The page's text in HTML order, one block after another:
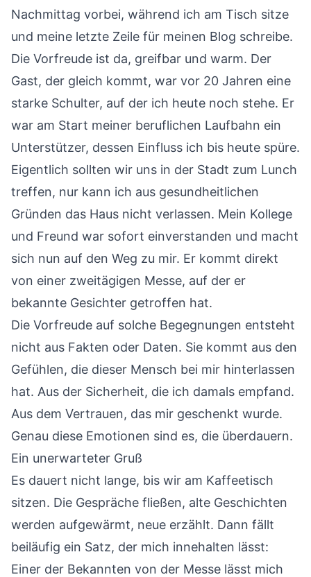
Nachmittag vorbei, während ich am Tisch sitze
und meine letzte Zeile für meinen Blog schreibe.
Die Vorfreude ist da, greifbar und warm. Der
Gast, der gleich kommt, war vor 20 Jahren eine
starke Schulter, auf der ich heute noch stehe. Er
war am Start meiner beruflichen Laufbahn ein
Unterstützer, dessen Einfluss ich bis heute spüre.
Eigentlich sollten wir uns in der Stadt zum Lunch
treffen, nur kann ich aus gesundheitlichen
Gründen das Haus nicht verlassen. Mein Kollege
und Freund war sofort einverstanden und macht
sich nun auf den Weg zu mir. Er kommt direkt
von einer zweitägigen Messe, auf der er
bekannte Gesichter getroffen hat.
Die Vorfreude auf solche Begegnungen entsteht
nicht aus Fakten oder Daten. Sie kommt aus den
Gefühlen, die dieser Mensch bei mir hinterlassen
hat. Aus der Sicherheit, die ich damals empfand.
Aus dem Vertrauen, das mir geschenkt wurde.
Genau diese Emotionen sind es, die überdauern.
Ein unerwarteter Gruß
Es dauert nicht lange, bis wir am Kaffeetisch
sitzen. Die Gespräche fließen, alte Geschichten
werden aufgewärmt, neue erzählt. Dann fällt
beiläufig ein Satz, der mich innehalten lässt:
Einer der Bekannten von der Messe lässt mich